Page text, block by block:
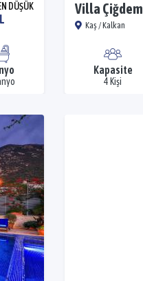
DÜŞÜK Villa Çiğdem
Kaş / Kalkan
Kapasite
4 Kişi